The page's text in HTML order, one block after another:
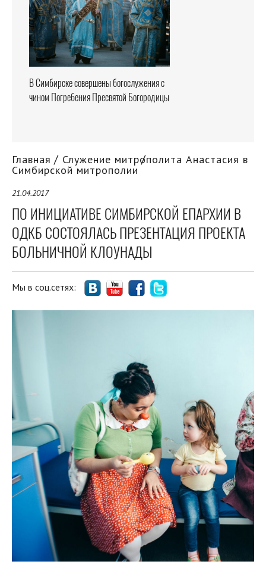
В Симбирске совершены богослужения с
чином Погребения Пресвятой Богородицы
Главная Служение митрополита Анастасия в
Симбирской митрополии
21.04.2017
ПО ИНИЦИАТИВЕ СИМБИРСКОЙ ЕПАРХИИ В
ОДКБ СОСТОЯЛАСЬ ПРЕЗЕНТАЦИЯ ПРОЕКТА
БОЛЬНИЧНОЙ КЛОУНАДЫ
Мы в соц.сетях: